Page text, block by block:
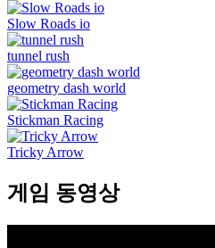
Slow Roads io
tunnel rush
geometry dash world
Stickman Racing
Tricky Arrow
게임 동영상